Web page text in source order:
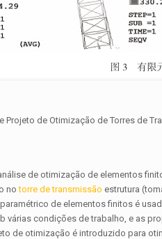
Projeto de Otimização de Torres de
de otimização de elementos
notorre de transmissão estrutura
de elementos finitos é
várias condições de trabalho, e as
de otimização é introduzido para